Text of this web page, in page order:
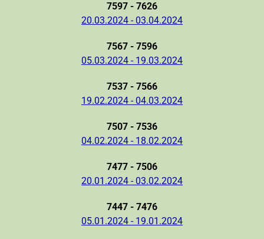
7597 - 7626
20.03.2024 - 03.04.2024
7567 - 7596
05.03.2024 - 19.03.2024
7537 - 7566
19.02.2024 - 04.03.2024
7507 - 7536
04.02.2024 - 18.02.2024
7477 - 7506
20.01.2024 - 03.02.2024
7447 - 7476
05.01.2024 - 19.01.2024